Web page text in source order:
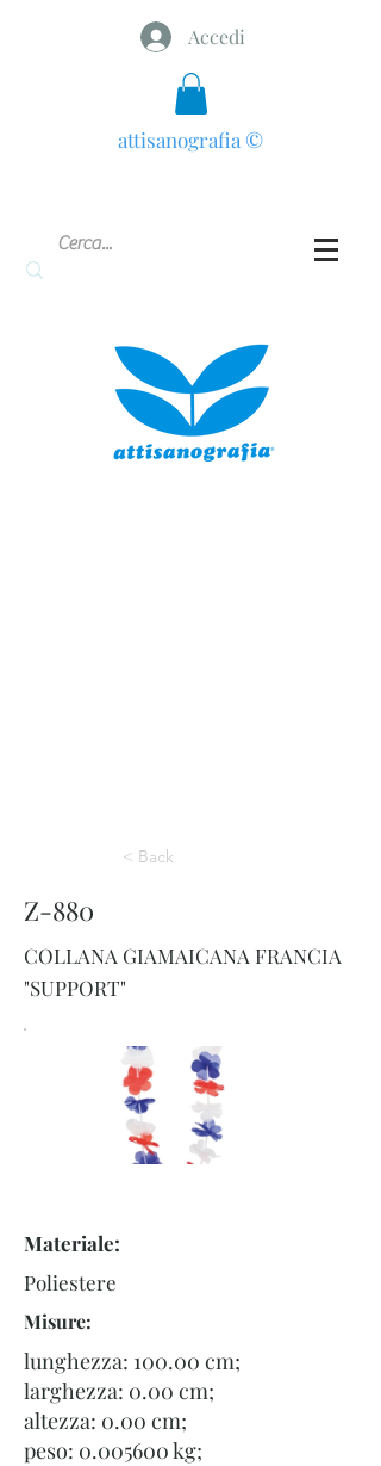
Accedi
attisanografia ©
< Back
Z-880
COLLANA GIAMAICANA FRANCIA
"SUPPORT"
Materiale:
Poliestere
Misure:
lunghezza: 100.00 cm;
larghezza: 0.00 cm;
altezza: 0.00 cm;
peso: 0.005600kg;